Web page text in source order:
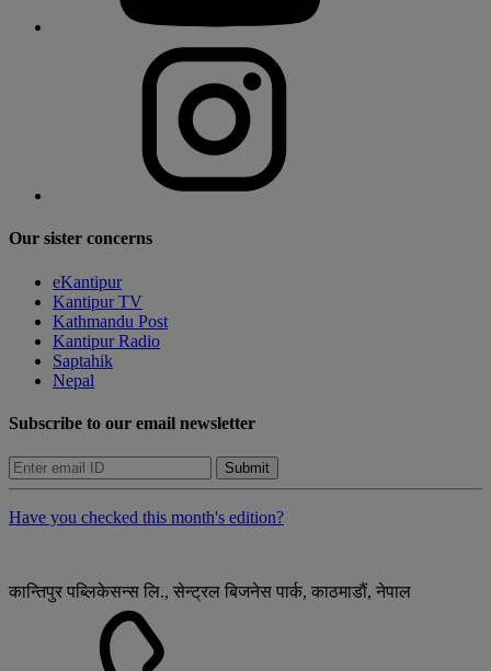
Our sister concerns
eKantipur
Kantipur TV
Kathmandu Post
Kantipur Radio
Saptahik
Nepal
Subscribe to our email newsletter
Submit
Have you checked this month's edition?
कान्तिपुर पब्लिकेसन्स लि., सेन्ट्रल बिजनेस पार्क, काठमाडौं, नेपाल